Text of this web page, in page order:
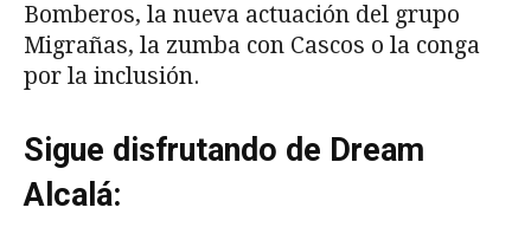
Bomberos, la nueva actuación del grupo
Migrañas, la zumba con Cascos o la conga
por la inclusión.
Sigue disfrutando de Dream
Alcalá: